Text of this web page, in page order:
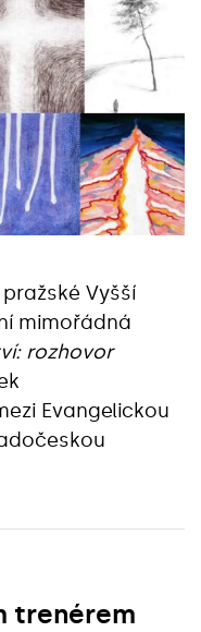
Vyšší
mimořádná
rozhovor
Evangelickou
trenérem